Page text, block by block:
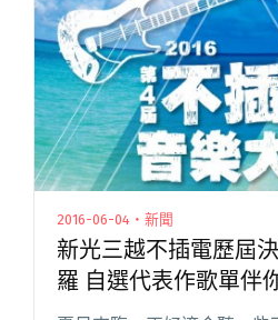
2016-06-04・新聞
新光三越不插電歷屆
羅 自選代表作歌單伴